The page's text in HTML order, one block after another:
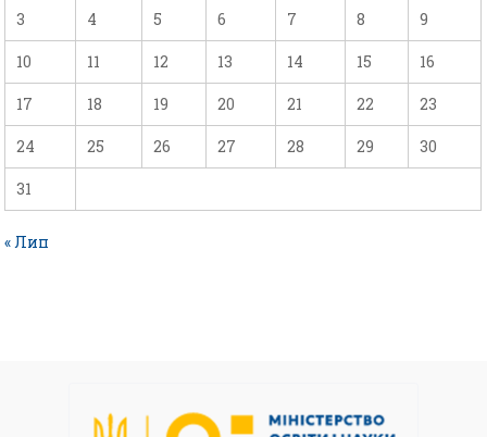
3 4 5 6 7 8 9
10 11 12 13 14 15 16
17 18 19 20 21 22 23
24 25 26 27 28 29 30
31
« Лип